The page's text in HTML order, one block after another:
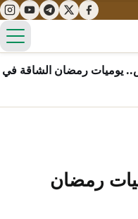
يوميات رمضان الشاقة في
رمضان